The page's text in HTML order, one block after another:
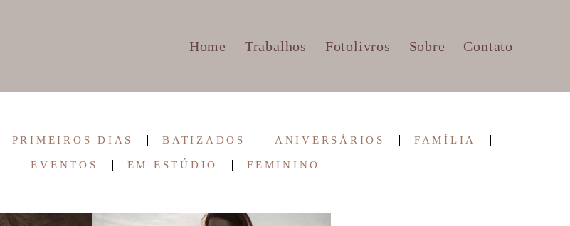
Home Trabalhos Fotolivros Sobre Contato
PRIMEIROS DIAS BATIZADOS ANIVERSÁRIOS FAMÍLIA
EVENTOS EM ESTÚDIO FEMININO